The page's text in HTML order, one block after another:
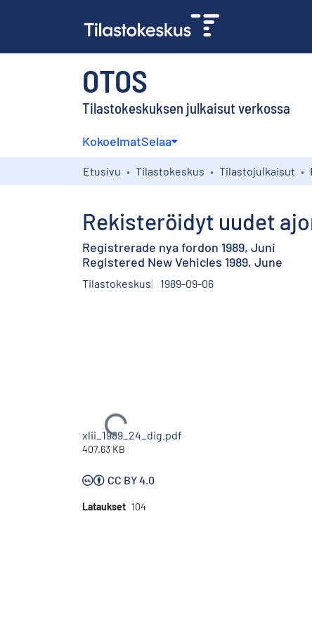
OTOS
Tilastokeskuksen julkaisut verkossa
KokoelmatSelaa
Etusivu Tilastokeskus Tilastojulkaisut
Rekisteröidyt uudet
Registrerade nya fordon 1989, Juni
Registered New Vehicles 1989, June
Tilastokeskus 1989-09-06
Ladataan...
xlii_1989_24_dig.pdf
407.63 KB
CC BY 4.0
Lataukset 104